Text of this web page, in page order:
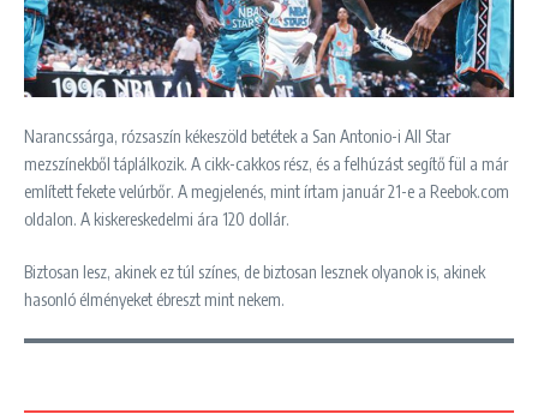
Narancssárga, rózsaszín kékeszöld betétek a San Antonio-i All Star
mezszínekből táplálkozik. A cikk-cakkos rész, és a felhúzást segítő fül a már
említett fekete velúrbőr. A megjelenés, mint írtam január 21-e a Reebok.com
oldalon. A kiskereskedelmi ára 120 dollár.
Biztosan lesz, akinek ez túl színes, de biztosan lesznek olyanok is, akinek
hasonló élményeket ébreszt mint nekem.